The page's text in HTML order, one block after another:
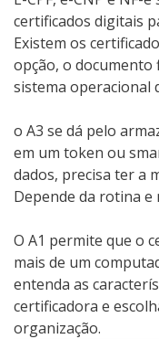
certificados digitais
Existem os
opção, o documento
sistema operacional
o A3 se dá pelo
em um token ou
dados, precisa ter a
Depende da rotina e
O A1 permite que o
mais de um
entenda as
certificadora e
organização.